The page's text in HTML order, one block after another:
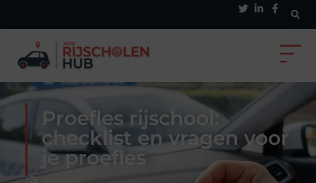
Proefles rijschool:
checklist en vragen voor
je proefles